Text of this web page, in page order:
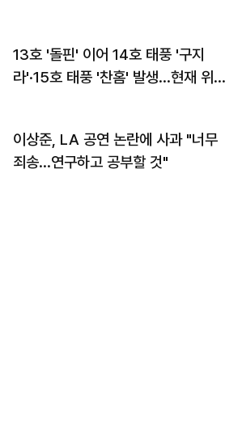
13호 '돌핀' 이어 14호 태풍 '구지
라'·15호 태풍 '찬홈' 발생…현재 위
이상준, LA 공연 논란에 사과 "너무
죄송…연구하고 공부할 것"